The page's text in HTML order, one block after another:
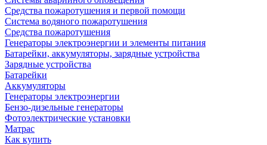
Средства пожаротушения и первой помощи
Система водяного пожаротушения
Средства пожаротушения
Генераторы электроэнергии и элементы питания
Батарейки, аккумуляторы, зарядные устройства
Зарядные устройства
Батарейки
Аккумуляторы
Генераторы электроэнергии
Бензо-дизельные генераторы
Фотоэлектрические установки
Матрас
Как купить